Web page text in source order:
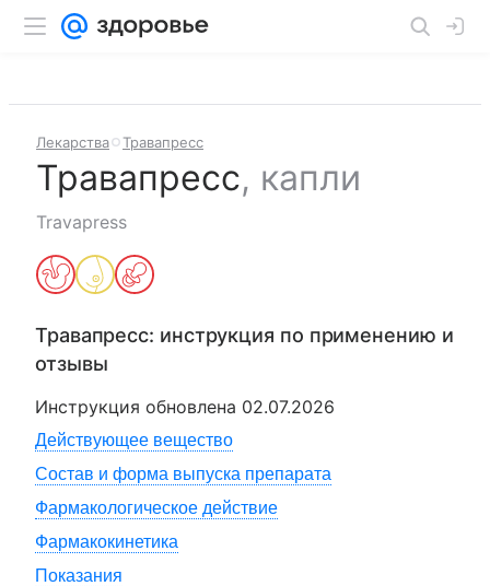
Лекарства Травапресс
Травапресс, капли
Travapress
Травапресс: инструкция по применению и
отзывы
Инструкция обновлена 02.07.2026
Действующее вещество
Состав и форма выпуска препарата
Фармакологическое действие
Фармакокинетика
Показания